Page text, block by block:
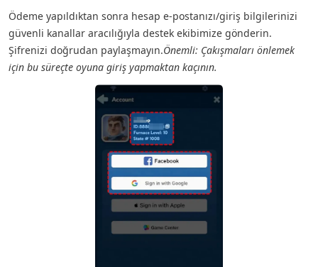
Ödeme yapıldıktan sonra hesap e-postanızı/giriş bilgilerinizi
güvenli kanallar aracılığıyla destek ekibimize gönderin.
Şifrenizi doğrudan paylaşmayın.Önemli: Çakışmaları önlemek
için bu süreçte oyuna giriş yapmaktan kaçının.